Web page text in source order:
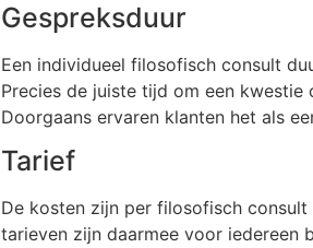
Gespreksduur
Een individueel filosofisch consult
Precies de juiste tijd om een kwestie
Doorgaans ervaren klanten het als
Tarief
De kosten zijn per filosofisch
tarieven zijn daarmee voor iedereen